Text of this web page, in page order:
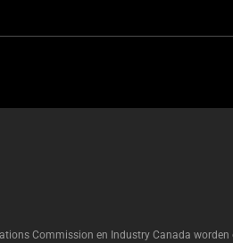
Commission en Industry Canada